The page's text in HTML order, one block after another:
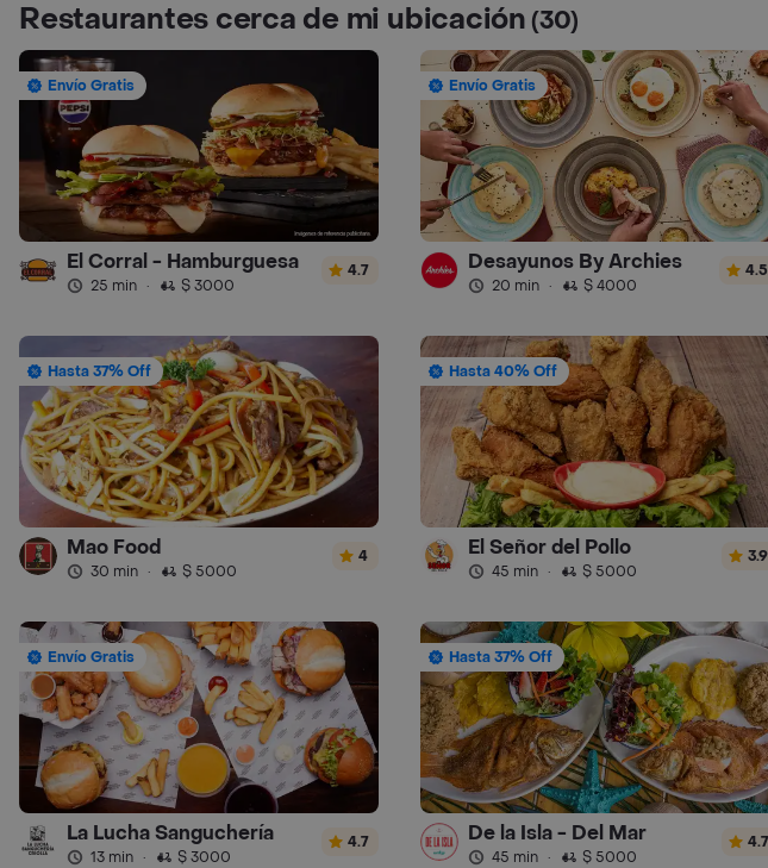
Restaurantes cerca de mi ubicación(30)
Envío Gratis
El Corral - Hamburguesa
25 min · $ 3000
4.7
Envío Gratis
Desayunos By Archies
20 min · $ 4000
4.5
Hasta 37% Off
Mao Food
30 min · $ 5000
4
Hasta 40% Off
El Señor del Pollo
45 min · $ 5000
3.9
Envío Gratis
La Lucha Sanguchería
13 min · $ 3000
4.7
Hasta 37% Off
De la Isla - Del Mar
45 min · $ 5000
4.7